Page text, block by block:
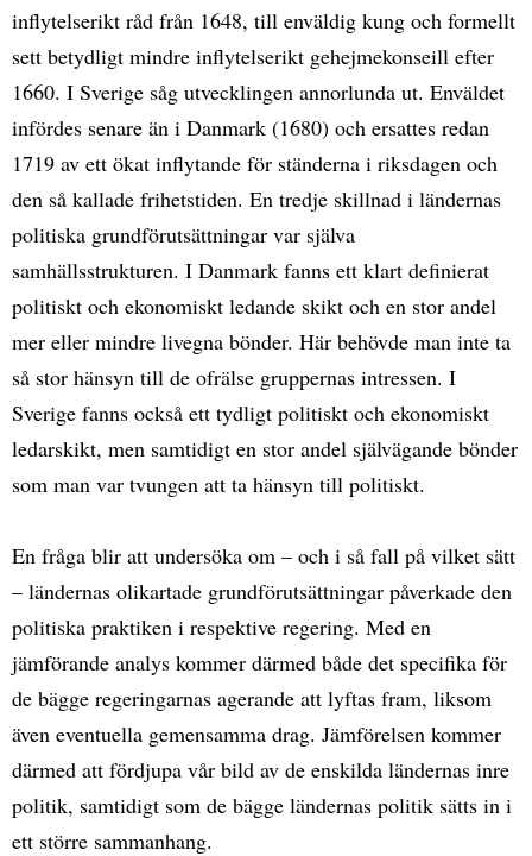
inflytelserikt råd från 1648, till enväldig kung och formellt
sett betydligt mindre inflytelserikt gehejmekonseill efter
1660. I Sverige såg utvecklingen annorlunda ut. Enväldet
infördes senare än i Danmark (1680) och ersattes redan
1719 av ett ökat inflytande för ständerna i riksdagen och
den så kallade frihetstiden. En tredje skillnad i ländernas
politiska grundförutsättningar var själva
samhällsstrukturen. I Danmark fanns ett klart definierat
politiskt och ekonomiskt ledande skikt och en stor andel
mer eller mindre livegna bönder. Här behövde man inte ta
så stor hänsyn till de ofrälse gruppernas intressen. I
Sverige fanns också ett tydligt politiskt och ekonomiskt
ledarskikt, men samtidigt en stor andel självägande bönder
som man var tvungen att ta hänsyn till politiskt.
En fråga blir att undersöka om – och i så fall på vilket sätt
– ländernas olikartade grundförutsättningar påverkade den
politiska praktiken i respektive regering. Med en
jämförande analys kommer därmed både det specifika för
de bägge regeringarnas agerande att lyftas fram, liksom
även eventuella gemensamma drag. Jämförelsen kommer
därmed att fördjupa vår bild av de enskilda ländernas inre
politik, samtidigt som de bägge ländernas politik sätts in i
ett större sammanhang.